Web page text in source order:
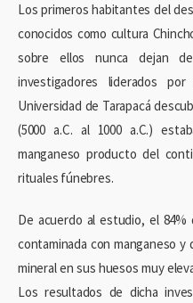
Los primeros habitantes del
conocidos como cultura
sobre ellos nunca dejan
investigadores liderados
Universidad de Tarapacá
(5000 a.C. al 1000 a.C.)
manganeso producto del
rituales fúnebres.
De acuerdo al estudio, el 84%
contaminada con manganeso
mineral en sus huesos muy
Los resultados de dicha